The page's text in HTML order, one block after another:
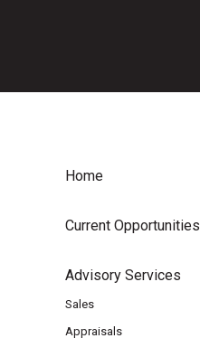
Home
Current Opportunities
Advisory Services
Sales
Appraisals